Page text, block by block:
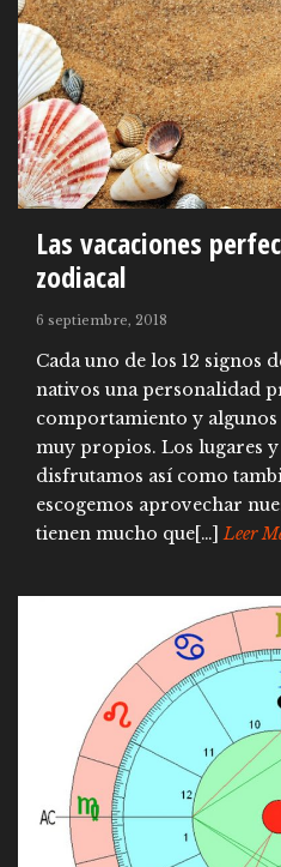
Las vacaciones
zodiacal
6 septiembre, 2018
Cada uno de los 12 signos
nativos una personalidad
comportamiento y algunos
muy propios. Los lugares y
disfrutamos así como
escogemos aprovechar
tienen mucho que[…] Leer